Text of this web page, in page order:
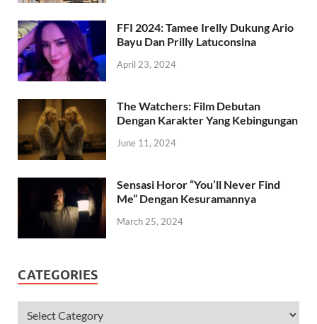
FFI 2024: Tamee Irelly Dukung Ario
Bayu Dan Prilly Latuconsina
April 23, 2024
The Watchers: Film Debutan
Dengan Karakter Yang Kebingungan
June 11, 2024
Sensasi Horor “You’ll Never Find
Me” Dengan Kesuramannya
March 25, 2024
CATEGORIES